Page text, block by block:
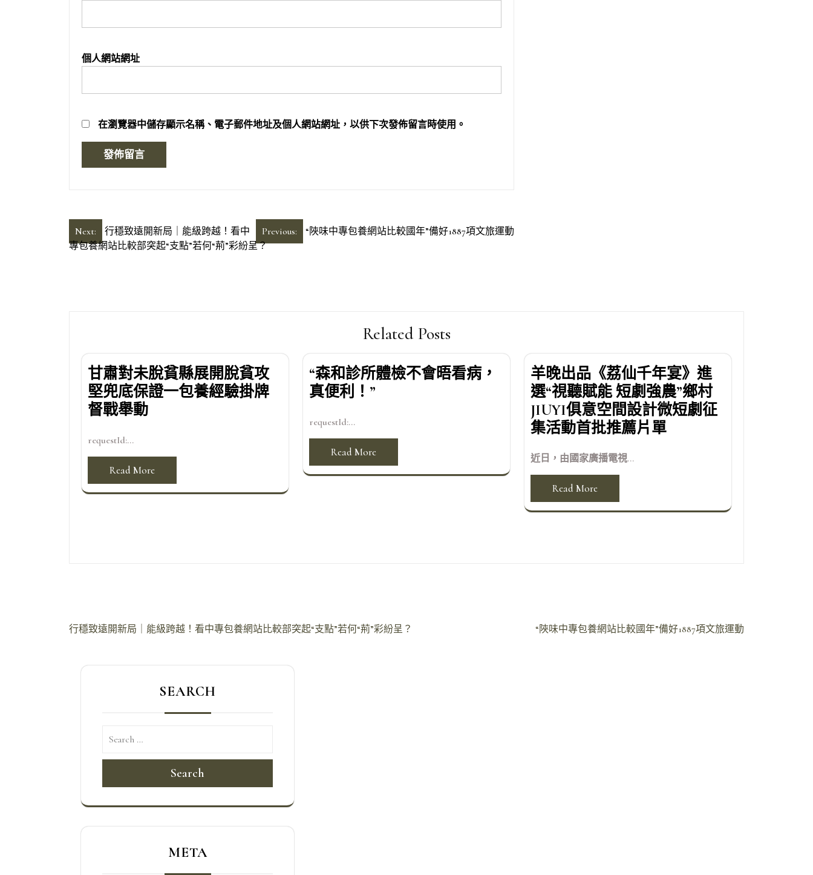
個人網站網址
在瀏覽器中儲存顯示名稱、電子郵件地址及個人網站網址，以供下次發佈留言時使用。
文
章
Previous: “陜味中專包養網站比較國年”備好1887項文旅運動
Next:
行穩致遠開新局｜能級跨越！看中
專包養網站比較部突起“支點”若何“荊”彩紛呈？
Related Posts
甘肅對未脫貧縣展開脫貧攻
堅兜底保證一包養經驗掛牌
督戰舉動
requestId:...
Read More
“森和診所體檢不會晤看病，
真便利！”
requestId:...
Read More
羊晚出品《荔仙千年宴》進
選“視聽賦能 短劇強農”鄉村
JIUYI俱意空間設計微短劇征
集活動首批推薦片單
近日，由國家廣播電視...
Read More
文
“陜味中專包養網站比較國年”備好1887項文旅運動
行穩致遠開新局｜能級跨越！看中專包養網站比較部突起“支點”若何“荊”彩紛呈？
SEARCH
Search
META